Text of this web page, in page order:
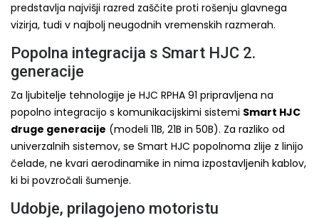
predstavlja najvišji razred zaščite proti rošenju glavnega
vizirja, tudi v najbolj neugodnih vremenskih razmerah.
Popolna integracija s Smart HJC 2.
generacije
Za ljubitelje tehnologije je HJC RPHA 91 pripravljena na
popolno integracijo s komunikacijskimi sistemi Smart HJC
druge generacije (modeli 11B, 21B in 50B). Za razliko od
univerzalnih sistemov, se Smart HJC popolnoma zlije z linijo
čelade, ne kvari aerodinamike in nima izpostavljenih kablov,
ki bi povzročali šumenje.
Udobje, prilagojeno motoristu